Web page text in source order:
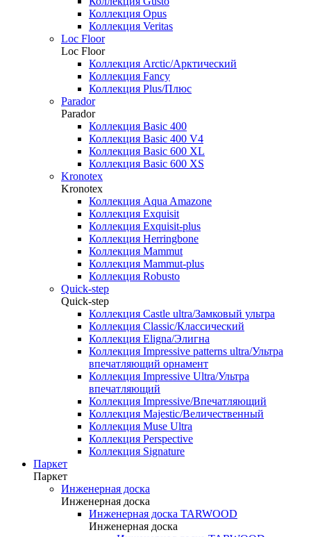
Коллекция Opus
Коллекция Veritas
Loc Floor
Loc Floor
Коллекция Arctic/Арктический
Коллекция Fancy
Коллекция Plus/Плюс
Parador
Parador
Коллекция Basic 400
Коллекция Basic 400 V4
Коллекция Basic 600 ХL
Коллекция Basic 600 ХS
Kronotex
Kronotex
Коллекция Aqua Amazone
Коллекция Exquisit
Коллекция Exquisit-plus
Коллекция Herringbone
Коллекция Mammut
Коллекция Mammut-plus
Коллекция Robusto
Quick-step
Quick-step
Коллекция Castle ultra/Замковый ультра
Коллекция Classic/Классический
Коллекция Eligna/Элигна
Коллекция Impressive patterns ultra/Ультра
впечатляющий орнамент
Коллекция Impressive Ultra/Ультра
впечатляющий
Коллекция Impressive/Впечатляющий
Коллекция Majestic/Величественный
Коллекция Muse Ultra
Коллекция Perspective
Коллекция Signature
Паркет
Паркет
Инженерная доска
Инженерная доска
Инженерная доска TARWOOD
Инженерная доска